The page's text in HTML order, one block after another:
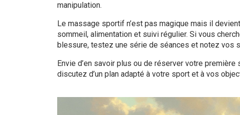
manipulation.
Le massage sportif n’est pas magique mais il
sommeil, alimentation et suivi régulier. Si vous
blessure, testez une série de séances et notez vos
Envie d’en savoir plus ou de réserver votre
discutez d’un plan adapté à votre sport et à vos